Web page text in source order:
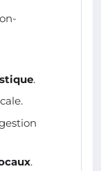
.
.